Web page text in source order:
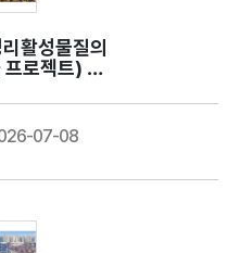
프로젝트) C
07-08